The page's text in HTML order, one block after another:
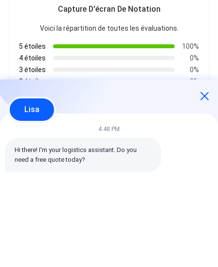
Capture D'écran De Notation
Voici la répartition de toutes les évaluations.
5 étoiles
100%
4 étoiles
0%
3 étoiles
0%
2 étoiles
0%
emin
Lisa
4:48 PM
Hi there! I'm your logistics assistant. Do you
need a free quote today?